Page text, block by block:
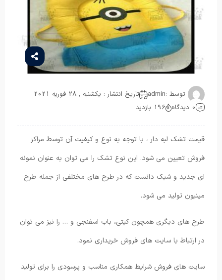
توسط :admin
تاریخ انتشار : یکشنبه , 28 فوریه 2021
0 دیدگاه
196 بازدید
قیمت تشک لبه دار ، با توجه به نوع و کیفیت آن توسط مراکز
فروش تعیین می شود. این نوع تشک را می توان به عنوان نمونه
ای جدید و شیک دانست که در طرح های مختلفی از جمله طرح
مینیون تولید می شود.
طرح های دیگری همچون کیتی، باب اسفنجی و … را نیز می توان
در ارتباط با سایت های فروش خریداری نمود.
سایت های فروش شرایط همکاری مناسب و پرسودی را برای تولید